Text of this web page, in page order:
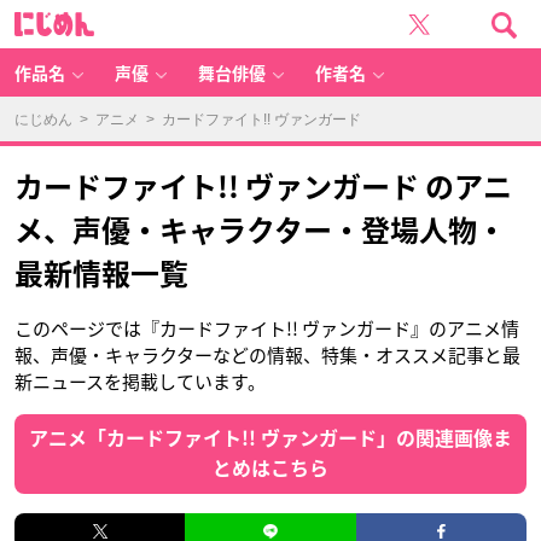
作品名 声優 舞台俳優 作者名
にじめん > アニメ > カードファイト!! ヴァンガード
カードファイト!! ヴァンガード のアニ
メ、声優・キャラクター・登場人物・
最新情報一覧
このページでは『カードファイト!! ヴァンガード』のアニメ情
報、声優・キャラクターなどの情報、特集・オススメ記事と最
新ニュースを掲載しています。
アニメ「カードファイト!! ヴァンガード」の関連画像ま
とめはこちら